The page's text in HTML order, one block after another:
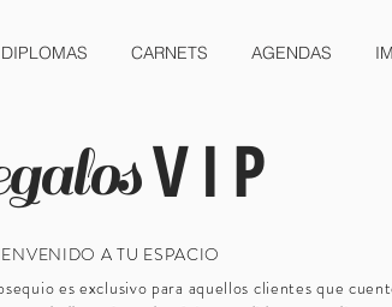
DIPLOMAS CARNETS AGENDAS
VIP
A TU ESPACIO
es exclusivo para aquellos clientes que